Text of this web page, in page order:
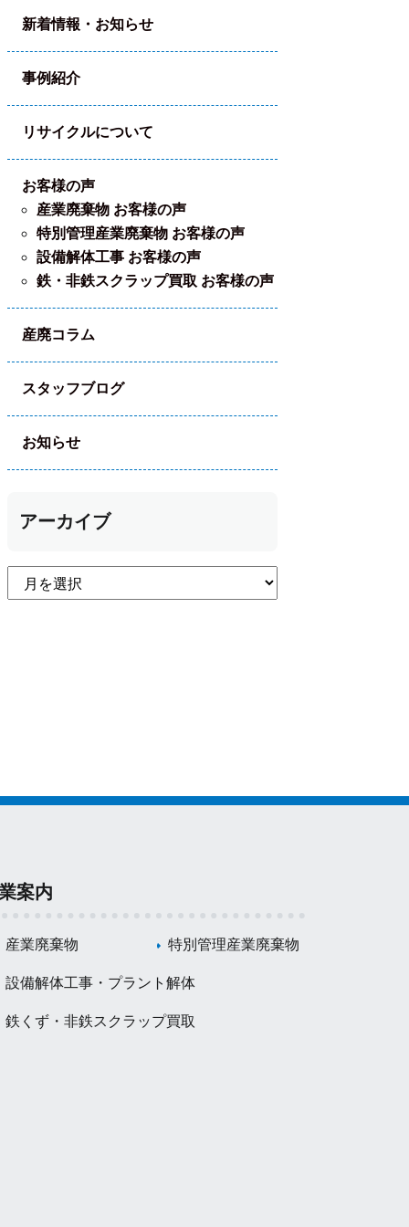
新着情報・お知らせ
事例紹介
リサイクルについて
お客様の声
産業廃棄物 お客様の声
特別管理産業廃棄物 お客様の声
設備解体工事 お客様の声
鉄・非鉄スクラップ買取 お客様の声
産廃コラム
スタッフブログ
お知らせ
アーカイブ
案内
産業廃棄物 特別管理産業廃棄物
設備解体工事・プラント解体
鉄くず・非鉄スクラップ買取